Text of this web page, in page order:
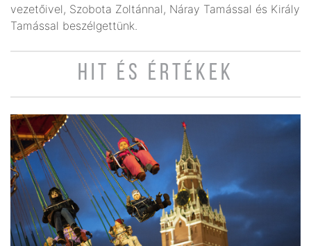
vezetőivel, Szobota Zoltánnal, Náray Tamással és Király
Tamással beszélgettünk.
HIT ÉS ÉRTÉKEK